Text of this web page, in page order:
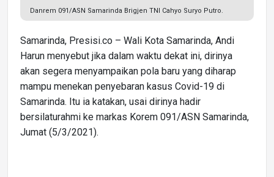
Danrem 091/ASN Samarinda Brigjen TNI Cahyo Suryo Putro.
Samarinda, Presisi.co – Wali Kota Samarinda, Andi
Harun menyebut jika dalam waktu dekat ini, dirinya
akan segera menyampaikan pola baru yang diharap
mampu menekan penyebaran kasus Covid-19 di
Samarinda. Itu ia katakan, usai dirinya hadir
bersilaturahmi ke markas Korem 091/ASN Samarinda,
Jumat (5/3/2021).